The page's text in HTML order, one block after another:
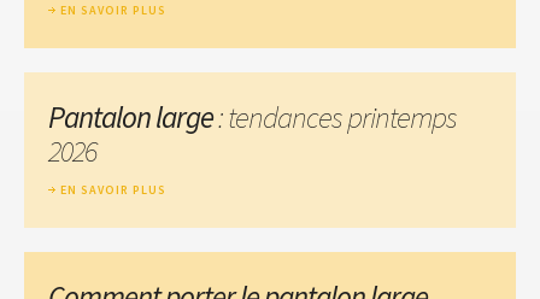
EN SAVOIR PLUS
Pantalon large: tendances printemps
2026
EN SAVOIR PLUS